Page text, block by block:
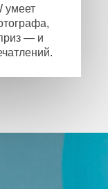
умеет
— и